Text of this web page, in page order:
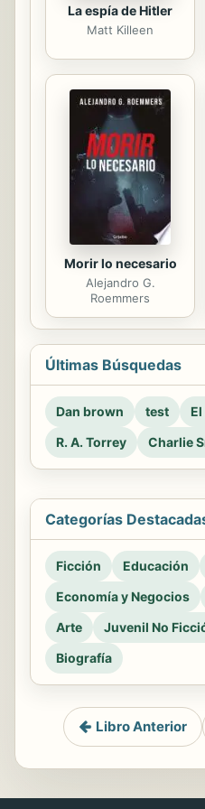
La espía de Hitler
Matt Killeen
Morir lo necesario
Alejandro G.
Roemmers
Últimas Búsquedas
Dan brown test
R. A. Torrey
Charlie
Categorías
Ficción Educación
Economía y Negocios
Arte
Juvenil No
Biografía
Libro Anterior